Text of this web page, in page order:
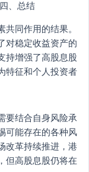
、总结
同作用的结果。
对稳定收益资产的
持增强了高股息股
特征和个人投资者
要结合自身风险承
可能存在的各种风
改革持续推进，港
但高股息股仍将在